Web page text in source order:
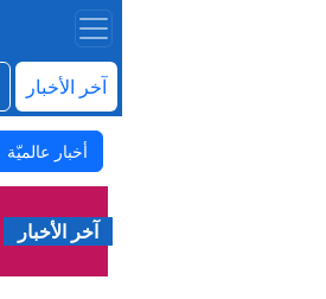
آخر الأخبار
أخبار عالميّة
آخر الأخبار